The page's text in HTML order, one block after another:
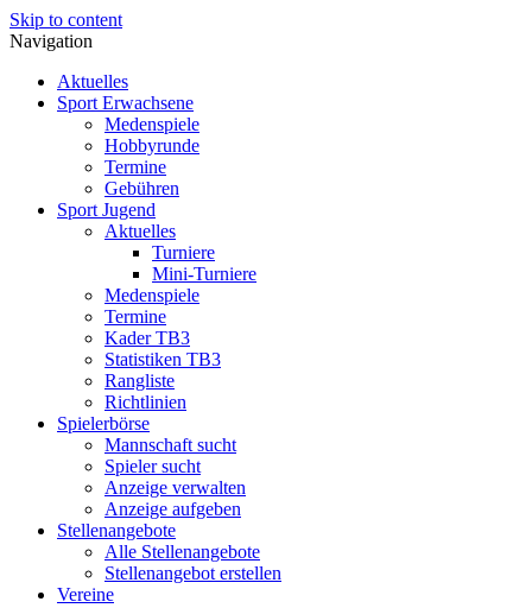
Skip to content
Navigation
Aktuelles
Sport Erwachsene
Medenspiele
Hobbyrunde
Termine
Gebühren
Sport Jugend
Aktuelles
Turniere
Mini-Turniere
Medenspiele
Termine
Kader TB3
Statistiken TB3
Rangliste
Richtlinien
Spielerbörse
Mannschaft sucht
Spieler sucht
Anzeige verwalten
Anzeige aufgeben
Stellenangebote
Alle Stellenangebote
Stellenangebot erstellen
Vereine